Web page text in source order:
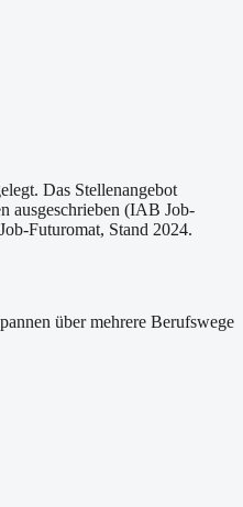
Das Stellenangebot
ausgeschrieben (IAB Job-
Futuromat, Stand 2024.
über mehrere Berufswege